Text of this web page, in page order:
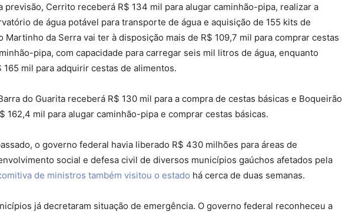
previsão, Cerrito receberá R$ 134 mil para alugar caminhão-pipa, realizar a
de água potável para transporte de água e aquisição de 155 kits de
Martinho da Serra vai ter à disposição mais de R$ 109,7 mil para comprar cestas
pipa, com capacidade para carregar seis mil litros de água, enquanto
165 mil para adquirir cestas de alimentos.
do Guarita receberá R$ 130 mil para a compra de cestas básicas e Boqueirão
162,4 mil para alugar caminhão-pipa e comprar cestas básicas.
o governo federal havia liberado R$ 430 milhões para áreas de
social e defesa civil de diversos municípios gaúchos afetados pela
de ministros também visitou o estado há cerca de duas semanas.
já decretaram situação de emergência. O governo federal reconheceu a